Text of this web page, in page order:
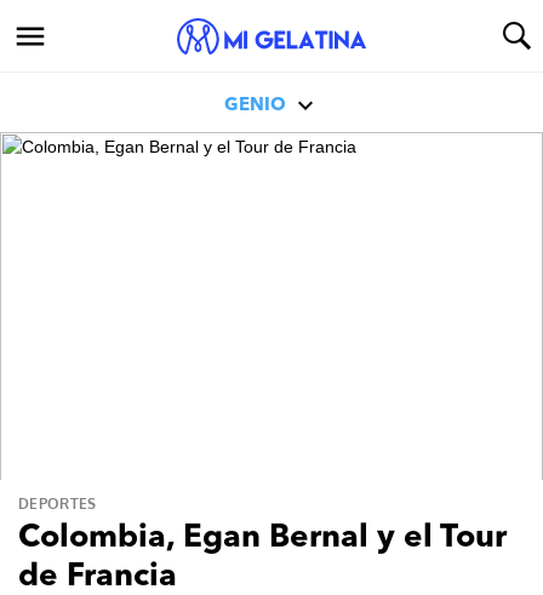
GENIO
DEPORTES
Colombia, Egan Bernal y el Tour
de Francia